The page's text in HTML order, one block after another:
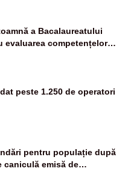
a Bacalaureatului
evaluarea competențelor
peste 1.250 de operatori
pentru populație după
caniculă emisă de